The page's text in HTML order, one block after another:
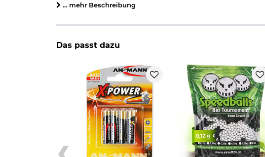
Farbe: schwarz
System: EBB - Electric Blow Back / halbautomatisch
Magazinkapazität: ca. 16 Schuss
Gewicht: ca. 311 g
Maßstab: 1/1
Leistung: max. bis zu 0,3 Joule
Hersteller: UHC
Bitte beachten Sie auch unser passendes Zubehörunterhalb
Umgang mit Softairwaffen unter 0,5 Joule
... mehr Beschreibung
Das passt dazu